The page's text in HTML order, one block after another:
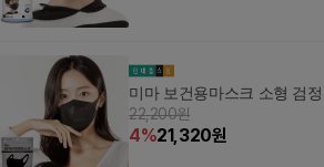
미마 보건용마스크 소형 검
22,200원
4%21,320원